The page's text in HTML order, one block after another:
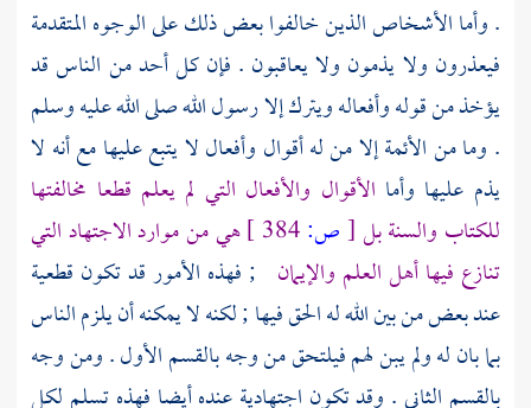
. وأما الأشخاص الذين خالفوا بعض ذلك على الوجوه المتقدمة
فيعذرون ولا يذمون ولا يعاقبون . فإن كل أحد من الناس قد
يؤخذ من قوله وأفعاله ويترك إلا رسول الله صلى الله عليه وسلم
. وما من الأئمة إلا من له أقوال وأفعال لا يتبع عليها مع أنه لا
يذم عليها وأما الأقوال والأفعال التي لم يعلم قطعا مخالفتها
للكتاب والسنة بل[ص:
هي من موارد الاجتهاد التي
تنازع فيها أهل العلم والإيمان ; فهذه الأمور قد تكون قطعية
عند بعض من بين الله له الحق فيها ; لكنه لا يمكنه أن يلزم الناس
بما بان له ولم يبن لهم فيلتحق من وجه بالقسم الأول . ومن وجه
بالقسم الثاني . وقد تكون اجتهادية عنده أيضا فهذه تسلم لكل